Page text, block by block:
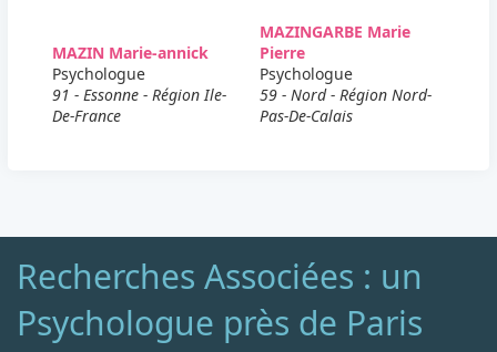
MAZIN Marie-annick
Psychologue
91 - Essonne - Région Ile-
De-France
MAZINGARBE Marie
Pierre
Psychologue
59 - Nord - Région Nord-
Pas-De-Calais
Recherches Associées : un
Psychologue près de Paris